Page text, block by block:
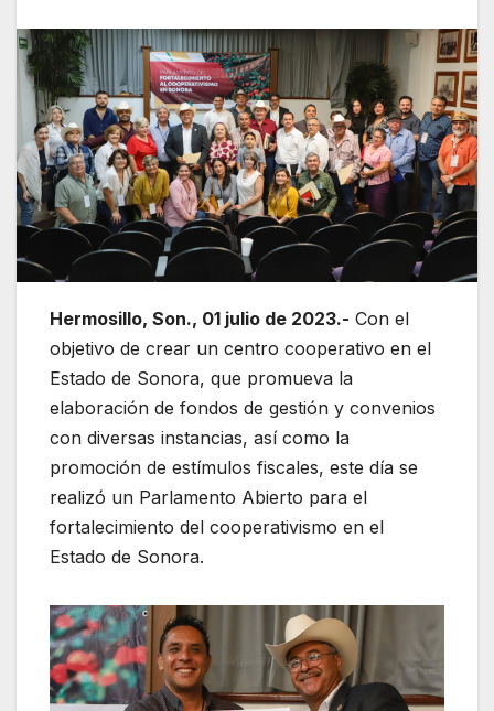
Hermosillo, Son., 01 julio de 2023.- Con el
objetivo de crear un centro cooperativo en el
Estado de Sonora, que promueva la
elaboración de fondos de gestión y convenios
con diversas instancias, así como la
promoción de estímulos fiscales, este día se
realizó un Parlamento Abierto para el
fortalecimiento del cooperativismo en el
Estado de Sonora.